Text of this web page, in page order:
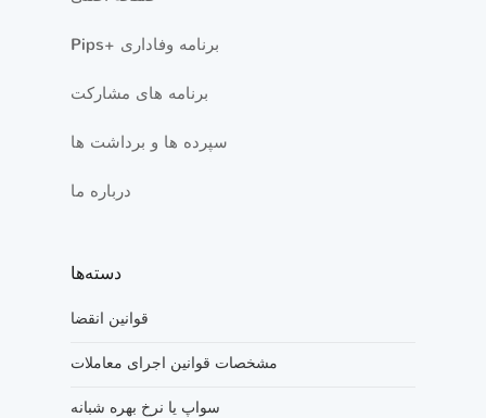
Pips+ برنامه وفاداری
برنامه های مشارکت
سپرده ها و برداشت ها
درباره ما
دسته‌ها
قوانین انقضا
مشخصات قوانین اجرای معاملات
سواپ یا نرخ بهره شبانه